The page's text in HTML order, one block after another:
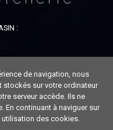
:
19h
de navigation, nous
sur votre ordinateur
serveur accède. Ils ne
En continuant à naviguer sur
utilisation des cookies.